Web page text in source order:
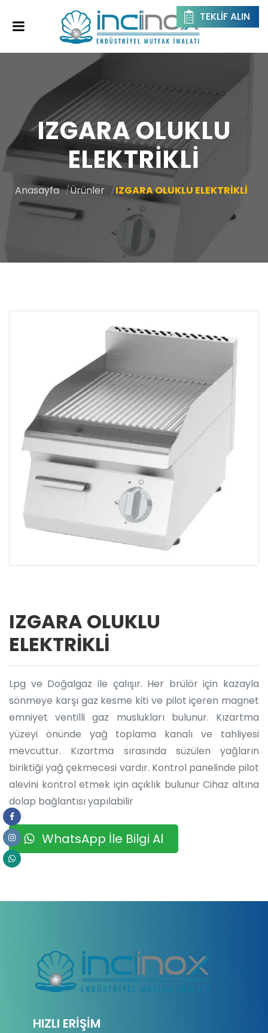
TEKLIF ALIN
IZGARA OLUKLU
ELEKTRİKLİ
Anasayfa Ürünler IZGARA OLUKLU ELEKTRİKLİ
IZGARA OLUKLU
ELEKTRİKLİ
Lpg ve Doğalgaz ile çalışır. Her brülör için kazayla
sönmeye karşı gaz kesme kiti ve pilot içeren magnet
emniyet ventilli gaz muslukları bulunur. Kızartma
yüzeyi önünde yağ toplama kanalı ve tahliyesi
mevcuttur. Kızartma sırasında süzülen yağların
biriktiği yağ çekmecesi vardır. Kontrol panelinde pilot
alevini kontrol etmek için açıklık bulunur Cihaz altına
dolap bağlantısı yapılabilir
WhatsApp İle Bilgi Al
HIZLI ERIŞIM